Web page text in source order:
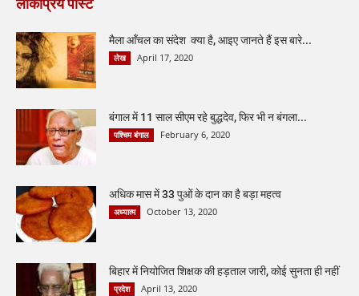
लोकप्रिय पोस्ट
मैला आँचल का संदेश क्या है, आइए जानते हैं इस बारे...
लेख April 17, 2020
बंगाल में 11 साल सीएम रहे बुद्धदेव, फिर भी न बंगला...
पश्चिम बंगाल February 6, 2020
अधिक मास में 33 पुओं के दान का है बड़ा महत्व
अध्यात्म October 13, 2020
बिहार में नियोजित शिक्षक की हड़ताल जारी, कोई सुनता ही नहीं
प्रदेश April 13, 2020